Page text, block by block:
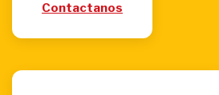
Contactanos